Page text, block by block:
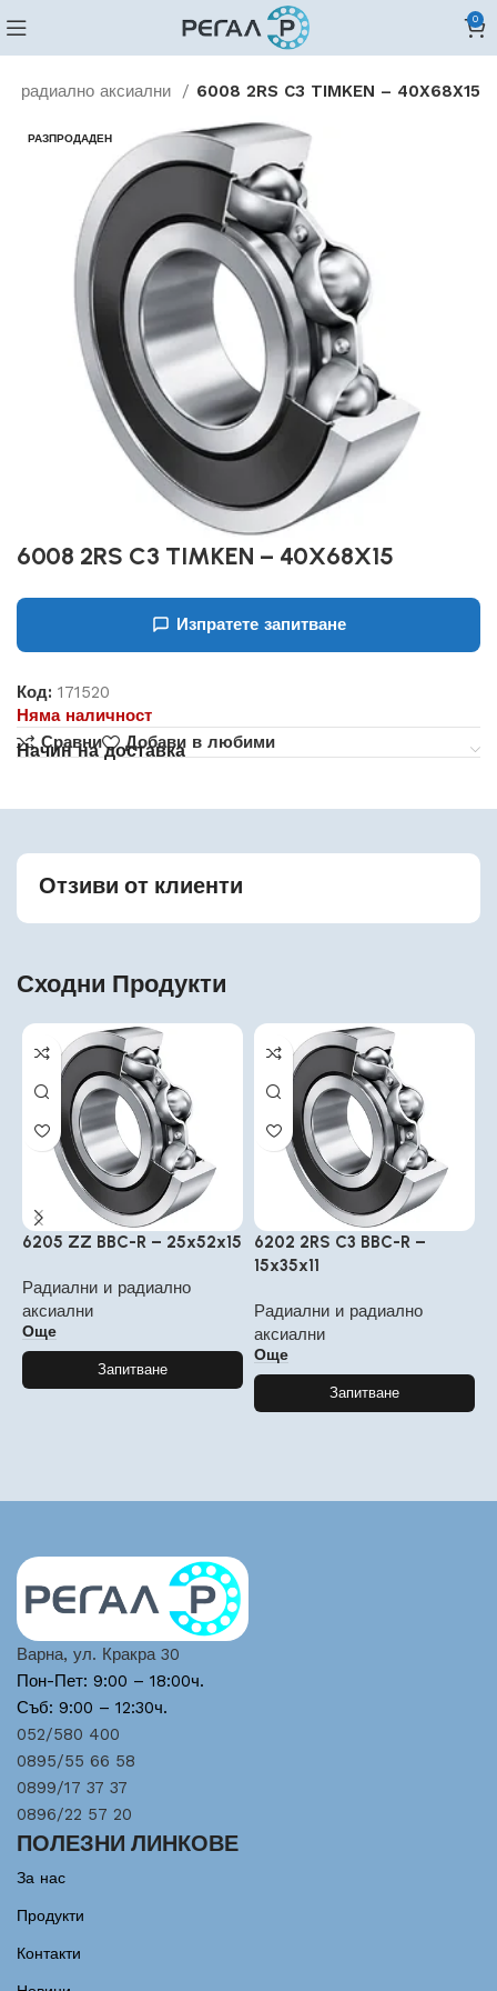
0
радиално аксиални 6008 2RS C3 TIMKEN – 40X68X15
РАЗПРОДАДЕН
6008 2RS C3 TIMKEN – 40X68X15
Изпратете запитване
Код:171520
Няма наличност
Сравни
Добави в любими
Начин на доставка
Отзиви от клиенти
Сходни Продукти
6205 ZZ BBC-R – 25x52x15
Радиални и радиално
аксиални
Още
Запитване
6202 2RS C3 BBC-R –
15x35x11
Радиални и радиално
аксиални
Още
Запитване
Варна, ул. Кракра 30
Пон-Пет: 9:00 – 18:00ч.
Съб: 9:00 – 12:30ч.
052/580 400
0895/55 66 58
0899/17 37 37
0896/22 57 20
ПОЛЕЗНИ ЛИНКОВЕ
За нас
Продукти
Контакти